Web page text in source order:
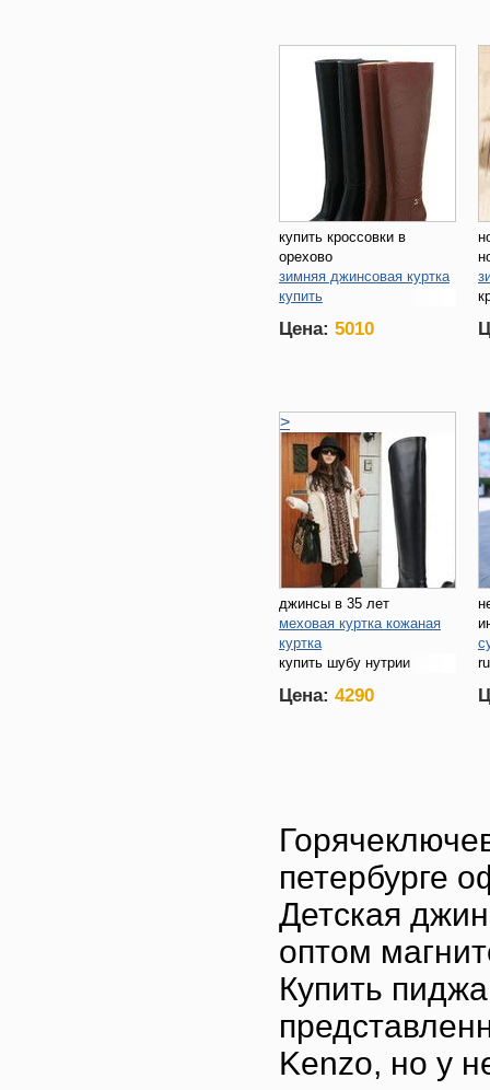
купить кроссовки в
орехово
зимняя джинсовая куртка
купить
Цена: 5010
>
джинсы в 35 лет
меховая куртка кожаная
куртка
купить шубу нутрии
Цена: 4290
петербурге
Детская
оптом
Купить
Kenzo, но у